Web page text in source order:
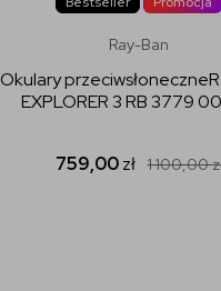
Ray-Ban
Okulary
EXPLORER 3 RB 3779
759,00zł 1 100,00